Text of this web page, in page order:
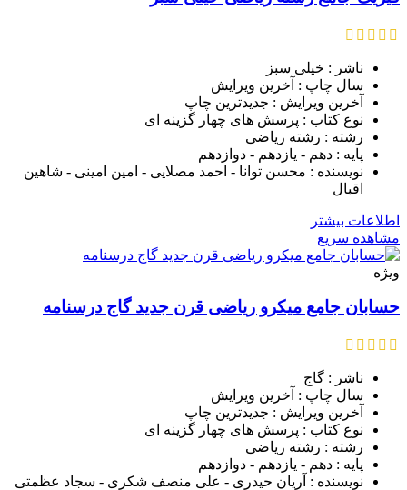
ناشر : خیلی سبز
سال چاپ : آخرین ویرایش
آخرین ویرایش : جدیدترین چاپ
نوع کتاب : پرسش های چهار گزینه ای
رشته : رشته ریاضی
پایه : دهم - یازدهم - دوازدهم
نویسنده : محسن توانا - احمد مصلایی - امین امینی - شاهین
اقبال
اطلاعات بیشتر
مشاهده سریع
ویژه
حسابان جامع میکرو ریاضی قرن جدید گاج درسنامه
ناشر : گاج
سال چاپ : آخرین ویرایش
آخرین ویرایش : جدیدترین چاپ
نوع کتاب : پرسش های چهار گزینه ای
رشته : رشته ریاضی
پایه : دهم - یازدهم - دوازدهم
نویسنده : آریان حیدری - علی منصف شکری - سجاد عظمتی